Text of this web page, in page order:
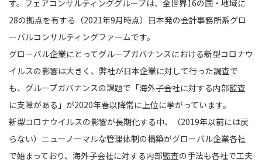
す。フェアコンサルティンググループは、全世界16の国・地域に
28の拠点を有する（2021年9月時点）日本発の会計事務所系グロ
ーバルコンサルティングファームです。
グローバル企業にとってグループガバナンスにおける新型コロナウ
イルスの影響は大きく、弊社が日本企業に対して行った調査で
も、グループガバナンスの課題で「海外子会社に対する内部監査
に支障がある」が2020年春以降常に上位に挙がっています。
新型コロナウイルスの影響が長期化する中、（2019年以前には戻
らない）ニューノーマルな管理体制の構築がグローバル企業各社
で始まっており、海外子会社に対する内部監査の手法も各社で工夫